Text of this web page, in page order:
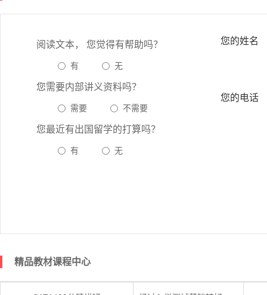
阅读文本， 您觉得有帮助吗？
有 无
您需要内部讲义资料吗？
需要 不需要
您最近有出国留学的打算吗？
有 无
您的姓名
您的电话
精品教材课程中心